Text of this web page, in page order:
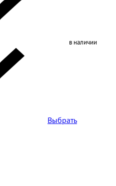
в наличии
Выбрать